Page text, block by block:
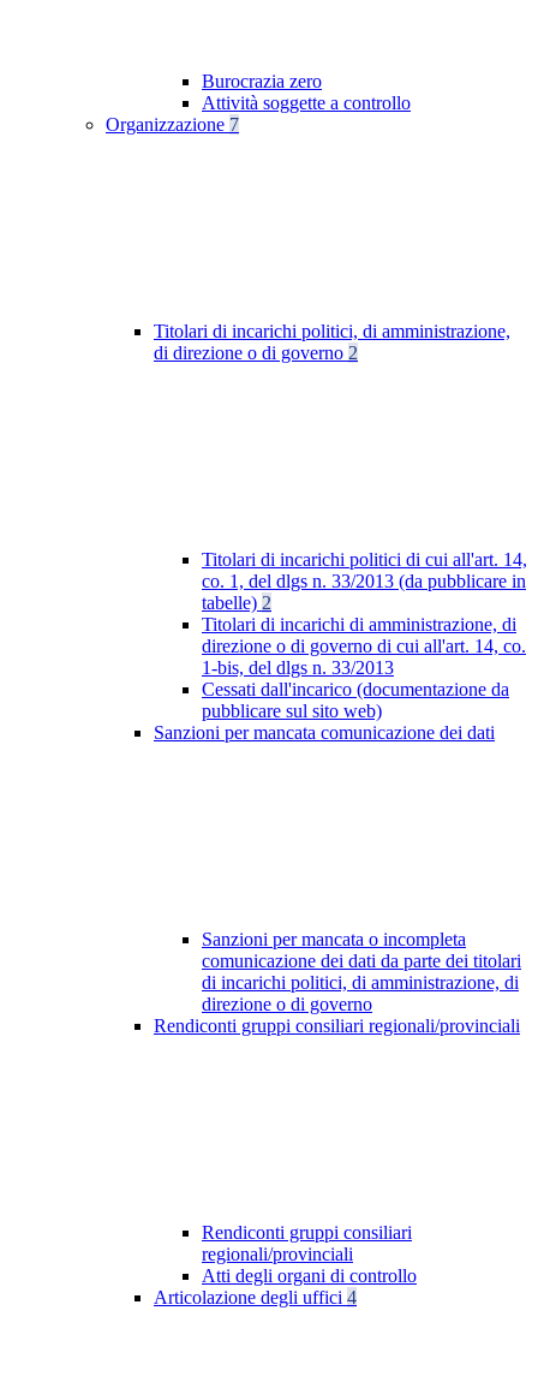
Burocrazia zero
Attività soggette a controllo
Organizzazione 7
Titolari di incarichi politici, di amministrazione,
di direzione o di governo 2
Titolari di incarichi politici di cui all'art. 14,
co. 1, del dlgs n. 33/2013 (da pubblicare in
tabelle) 2
Titolari di incarichi di amministrazione, di
direzione o di governo di cui all'art. 14, co.
1-bis, del dlgs n. 33/2013
Cessati dall'incarico (documentazione da
pubblicare sul sito web)
Sanzioni per mancata comunicazione dei dati
Sanzioni per mancata o incompleta
comunicazione dei dati da parte dei titolari
di incarichi politici, di amministrazione, di
direzione o di governo
Rendiconti gruppi consiliari regionali/provinciali
Rendiconti gruppi consiliari
regionali/provinciali
Atti degli organi di controllo
Articolazione degli uffici 4